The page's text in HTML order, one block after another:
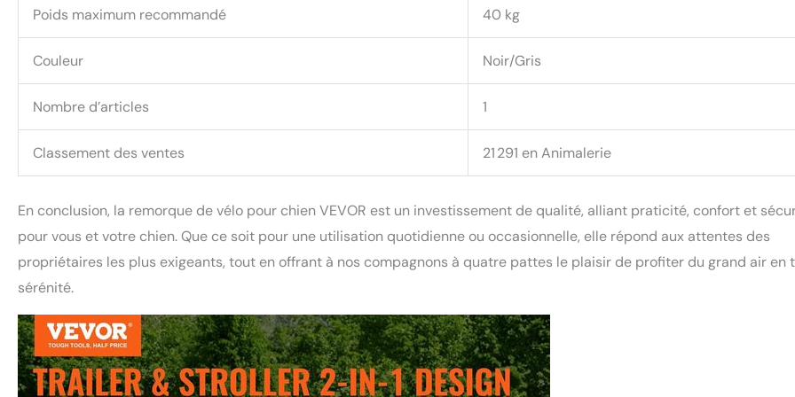
Poids maximum recommandé 40 kg
Couleur Noir/Gris
Nombre d’articles 1
Classement des ventes 21 291 en Animalerie
En conclusion, la remorque de vélo pour chien VEVOR est un investissement de qualité, alliant praticité, confort et
pour vous et votre chien. Que ce soit pour une utilisation quotidienne ou occasionnelle, elle répond aux attentes des
propriétaires les plus exigeants, tout en offrant à nos compagnons à quatre pattes le plaisir de profiter du grand air en
sérénité.